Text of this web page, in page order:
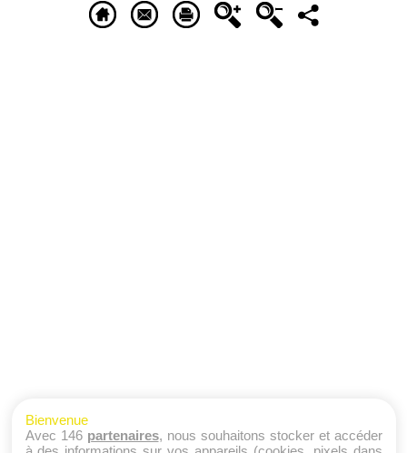
Bienvenue
Avec 146 partenaires, nous souhaitons stocker et accéder